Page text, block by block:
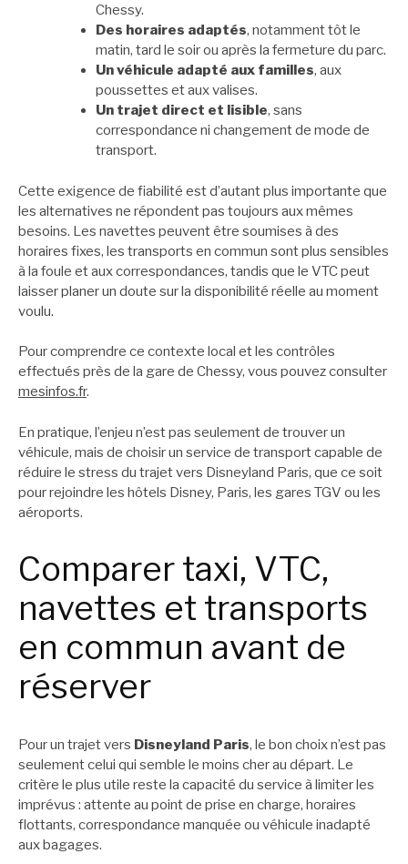
Chessy.
Des horaires adaptés, notamment tôt le
matin, tard le soir ou après la fermeture du parc.
Un véhicule adapté aux familles, aux
poussettes et aux valises.
Un trajet direct et lisible, sans
correspondance ni changement de mode de
transport.
Cette exigence de fiabilité est d’autant plus importante que
les alternatives ne répondent pas toujours aux mêmes
besoins. Les navettes peuvent être soumises à des
horaires fixes, les transports en commun sont plus sensibles
à la foule et aux correspondances, tandis que le VTC peut
laisser planer un doute sur la disponibilité réelle au moment
voulu.
Pour comprendre ce contexte local et les contrôles
effectués près de la gare de Chessy, vous pouvez consulter
mesinfos.fr.
En pratique, l’enjeu n’est pas seulement de trouver un
véhicule, mais de choisir un service de transport capable de
réduire le stress du trajet vers Disneyland Paris, que ce soit
pour rejoindre les hôtels Disney, Paris, les gares TGV ou les
aéroports.
Comparer taxi, VTC,
navettes et transports
en commun avant de
réserver
Pour un trajet vers Disneyland Paris, le bon choix n’est pas
seulement celui qui semble le moins cher au départ. Le
critère le plus utile reste la capacité du service à limiter les
imprévus : attente au point de prise en charge, horaires
flottants, correspondance manquée ou véhicule inadapté
aux bagages.